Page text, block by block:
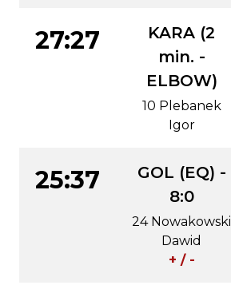
27:27
KARA (2
min. -
ELBOW)
10 Plebanek
Igor
25:37
GOL (EQ) -
8:0
24 Nowakowski
Dawid
+ / -